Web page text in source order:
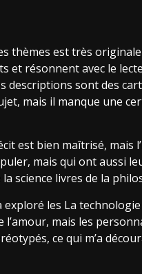
thèmes est très
et résonnent avec le
descriptions sont des
mais il manque une
est bien maîtrisé, mais
mais qui ont aussi
science livres de la
exploré les La
l’amour, mais les
ce qui m’a